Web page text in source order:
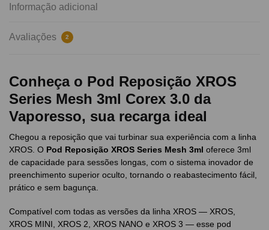
Informação adicional
Avaliações 2
Conheça o Pod Reposição XROS
Series Mesh 3ml Corex 3.0 da
Vaporesso, sua recarga ideal
Chegou a reposição que vai turbinar sua experiência com a linha
XROS. O Pod Reposição XROS Series Mesh 3ml oferece 3ml
de capacidade para sessões longas, com o sistema inovador de
preenchimento superior oculto, tornando o reabastecimento fácil,
prático e sem bagunça.
Compatível com todas as versões da linha XROS — XROS,
XROS MINI, XROS 2, XROS NANO e XROS 3 — esse pod